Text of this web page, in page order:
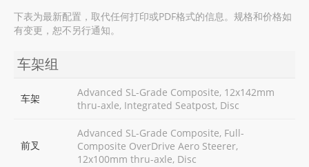
下表为最新配置，取代任何打印或PDF格式的信息。规格和价格如
有变更，恕不另行通知。
车架组
车架
Advanced SL-Grade Composite, 12x142mm
thru-axle, Integrated Seatpost, Disc
前叉
Advanced SL-Grade Composite, Full-
Composite OverDrive Aero Steerer,
12x100mm thru-axle, Disc